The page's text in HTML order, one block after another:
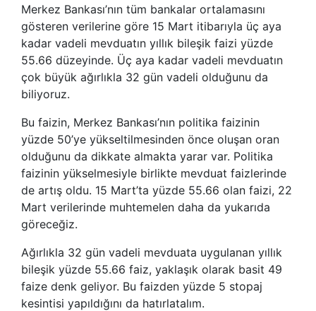
Merkez Bankası’nın tüm bankalar ortalamasını
gösteren verilerine göre 15 Mart itibarıyla üç aya
kadar vadeli mevduatın yıllık bileşik faizi yüzde
55.66 düzeyinde. Üç aya kadar vadeli mevduatın
çok büyük ağırlıkla 32 gün vadeli olduğunu da
biliyoruz.
Bu faizin, Merkez Bankası’nın politika faizinin
yüzde 50’ye yükseltilmesinden önce oluşan oran
olduğunu da dikkate almakta yarar var. Politika
faizinin yükselmesiyle birlikte mevduat faizlerinde
de artış oldu. 15 Mart’ta yüzde 55.66 olan faizi, 22
Mart verilerinde muhtemelen daha da yukarıda
göreceğiz.
Ağırlıkla 32 gün vadeli mevduata uygulanan yıllık
bileşik yüzde 55.66 faiz, yaklaşık olarak basit 49
faize denk geliyor. Bu faizden yüzde 5 stopaj
kesintisi yapıldığını da hatırlatalım.